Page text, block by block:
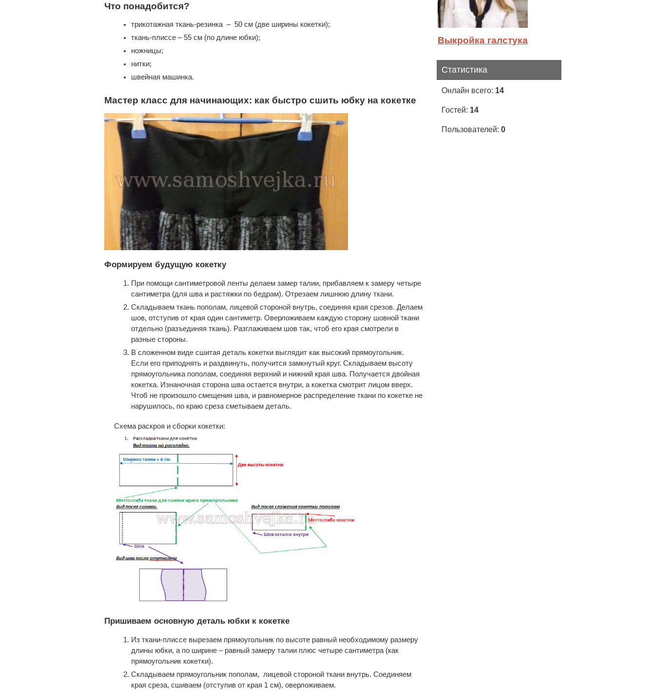
Что понадобится?
трикотажная ткань-резинка – 50 см (две ширины кокетки);
ткань-плиссе – 55 см (по длине юбки);
ножницы;
нитки;
швейная машинка.
Мастер класс для начинающих: как быстро сшить юбку на кокетке
Формируем будущую кокетку
При помощи сантиметровой ленты делаем замер талии, прибавляем к замеру четыре
сантиметра (для шва и растяжки по бедрам). Отрезаем лишнюю длину ткани.
Складываем ткань пополам, лицевой стороной внутрь, соединяя края срезов. Делаем
шов, отступив от края один сантиметр. Оверложиваем каждую сторону шовной ткани
отдельно (разъединяя ткань). Разглаживаем шов так, чтоб его края смотрели в
разные стороны.
В сложенном виде сшитая деталь кокетки выглядит как высокий прямоугольник.
Если его приподнять и раздвинуть, получится замкнутый круг. Складываем высоту
прямоугольника пополам, соединяя верхний и нижний края шва. Получается двойная
кокетка. Изнаночная сторона шва остается внутри, а кокетка смотрит лицом вверх.
Чтоб не произошло смещения шва, и равномерное распределение ткани по кокетке не
нарушилось, по краю среза сметываем деталь.
Схема раскроя и сборки кокетки:
Пришиваем основную деталь юбки к кокетке
Из ткани-плиссе вырезаем прямоугольник по высоте равный необходимому размеру
длины юбки, а по ширине – равный замеру талии плюс четыре сантиметра (как
прямоугольник кокетки).
Складываем прямоугольник пополам, лицевой стороной ткани внутрь. Соединяем
края среза, сшиваем (отступив от края 1 см), оверложиваем.
Выкройка галстука
Статистика
Онлайн всего: 14
Гостей: 14
Пользователей: 0